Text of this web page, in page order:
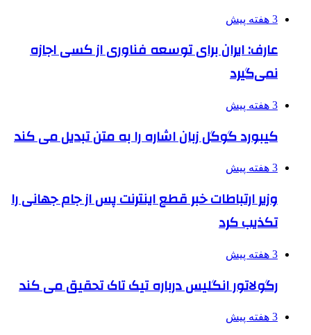
3 هفته پیش
عارف: ایران برای توسعه فناوری از کسی اجازه
نمی‌گیرد
3 هفته پیش
کیبورد گوگل زبان اشاره را به متن تبدیل می کند
3 هفته پیش
وزیر ارتباطات خبر قطع اینترنت پس از جام جهانی را
تکذیب کرد
3 هفته پیش
رگولاتور انگلیس درباره تیک تاک تحقیق می کند
3 هفته پیش